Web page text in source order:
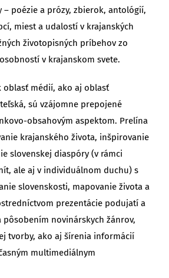
– poézie a prózy, zbierok, antológií,
miest a udalostí v krajanských
životopisných príbehov zo
v krajanskom svete.
oblasť médií, ako aj oblasť
sú vzájomne prepojené
obsahovým aspektom. Prelína
krajanského života, inšpirovanie
slovenskej diaspóry (v rámci
ale aj v individuálnom duchu) s
slovenskosti, mapovanie života a
prezentácie podujatí a
pôsobením novinárskych žánrov,
tvorby, ako aj šírenia informácií
multimediálnym